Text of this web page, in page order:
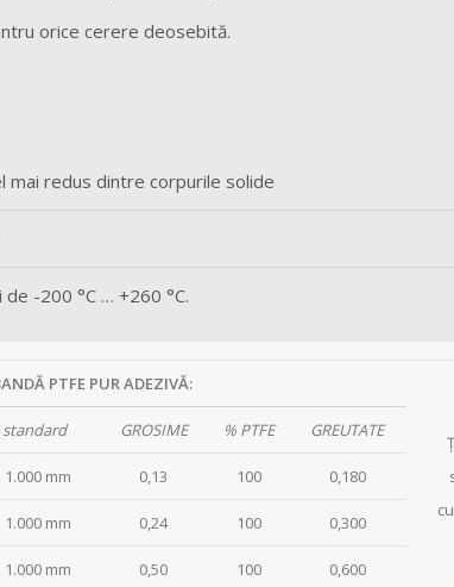
orice cerere deosebită.
mai redus dintre corpurile solide
-200 °C … +260 °C.
PTFE PUR ADEZIVĂ:
GROSIME % PTFE GREUTATE
mm 0,13 100 0,180
mm 0,24 100 0,300
mm 0,50 100 0,600